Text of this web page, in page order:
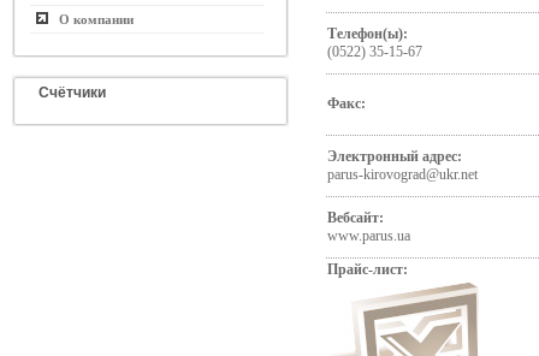
О компании
Счётчики
Телефон(ы):
(0522) 35-15-67
Факс:
Электронный адрес:
parus-kirovograd@ukr.net
Вебсайт:
www.parus.ua
Прайс-лист: